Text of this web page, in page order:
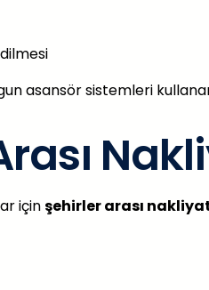
asansör sistemleri
için şehirler arası